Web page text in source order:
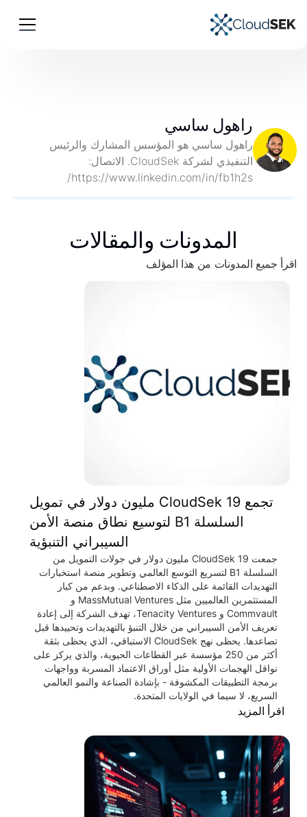
راهول ساسي
راهول ساسي هو المؤسس المشارك والرئيس
التنفيذي لشركة CloudSek. الاتصال:
https://www.linkedin.com/in/fb1h2s/
المدونات والمقالات
اقرأ جميع المدونات من هذا المؤلف
تجمع CloudSek 19 مليون دولار في تمويل
السلسلة B1 لتوسيع نطاق منصة الأمن
السيبراني التنبؤية
جمعت CloudSek 19 مليون دولار في جولات التمويل من
السلسلة B1 لتسريع التوسع العالمي وتطوير منصة استخبارات
التهديدات القائمة على الذكاء الاصطناعي. وبدعم من كبار
المستثمرين العالميين مثل MassMutual Ventures و
Commvault و Tenacity Ventures، تهدف الشركة إلى إعادة
تعريف الأمن السيبراني من خلال التنبؤ بالتهديدات وتحييدها قبل
تصاعدها. يحظى نهج CloudSek الاستباقي، الذي يحظى بثقة
أكثر من 250 مؤسسة عبر القطاعات الحيوية، والذي يركز على
نواقل الهجمات الأولية مثل أوراق الاعتماد المسربة وواجهات
برمجة التطبيقات المكشوفة - بإشادة الصناعة والنمو العالمي
السريع، لا سيما في الولايات المتحدة.
اقرأ المزيد